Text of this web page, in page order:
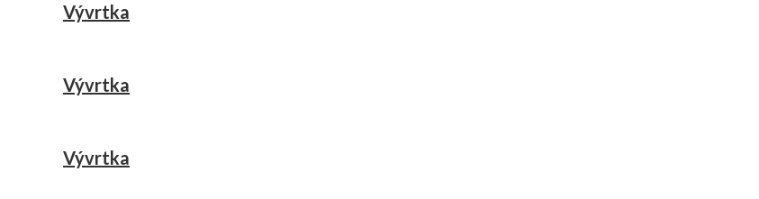
Vývrtka
Vývrtka
Vývrtka